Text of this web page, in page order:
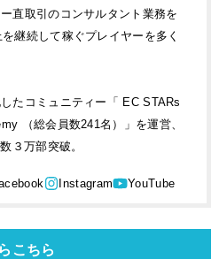
直取引のコンサルタント業務を
継続して稼ぐプレイヤーを多く
たコミュニティー「 EC STARs
（総会員数241名）」を運営、
３万部突破。
こちら